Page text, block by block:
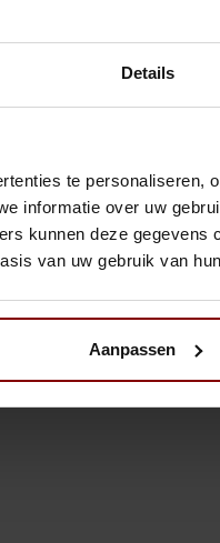
Details
te personaliseren,
informatie over uw
kunnen deze
van uw gebruik van
Aanpassen